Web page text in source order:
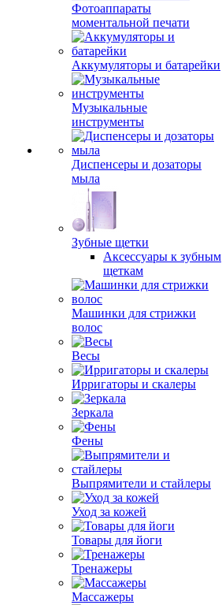
Фотоаппараты
моментальной печати
Аккумуляторы и батарейки
Музыкальные
инструменты
Диспенсеры и дозаторы
мыла
Зубные щетки
Аксессуары к зубным
щеткам
Машинки для стрижки
волос
Весы
Ирригаторы и скалеры
Зеркала
Фены
Выпрямители и стайлеры
Уход за кожей
Товары для йоги
Тренажеры
Массажеры